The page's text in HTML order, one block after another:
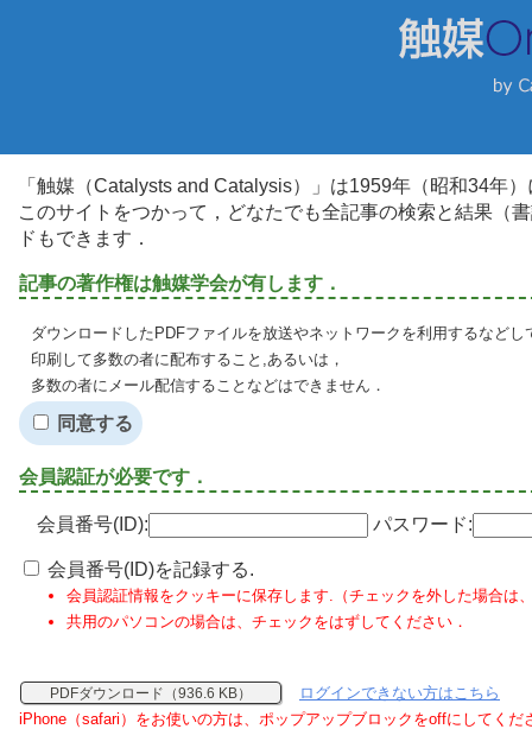
「触媒（Catalysts and Catalysis）」は1959年（昭和34年
このサイトをつかって，どなたでも全記事の検索と結果（
ドもできます．
記事の著作権は触媒学会が有します．
ダウンロードしたPDFファイルを放送やネットワークを利用するなど
印刷して多数の者に配布すること,あるいは，
多数の者にメール配信することなどはできません．
同意する
会員認証が必要です．
会員番号(ID): パスワード:
会員番号(ID)を記録する.
会員認証情報をクッキーに保存します.（チェックを外した場合は
共用のパソコンの場合は、チェックをはずしてください．
PDFダウンロード（936.6 KB）
ログインできない方はこちら
iPhone（safari）をお使いの方は、ポップアップブロックをoffにしてくだ